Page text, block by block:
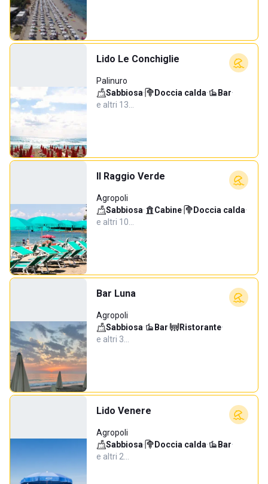
Lido Le Conchiglie
Palinuro
Sabbiosa· Doccia calda· Bar·
e altri 13…
Il Raggio Verde
Agropoli
Sabbiosa· Cabine· Doccia calda·
e altri 10…
Bar Luna
Agropoli
Sabbiosa· Bar· Ristorante·
e altri 3…
Lido Venere
Agropoli
Sabbiosa· Doccia calda· Bar·
e altri 2…